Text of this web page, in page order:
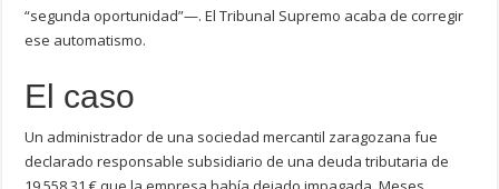
“segunda oportunidad”—. El Tribunal Supremo acaba de corregir
ese automatismo.
El caso
Un administrador de una sociedad mercantil zaragozana fue
declarado responsable subsidiario de una deuda tributaria de